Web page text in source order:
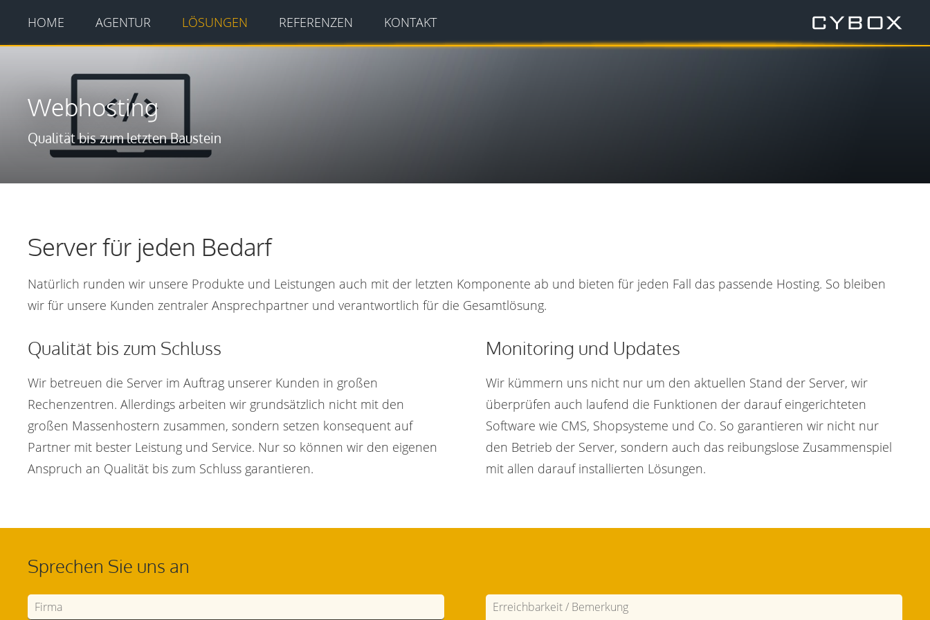
Webhosting
Qualität bis zum letzten Baustein
Server für jeden Bedarf
Natürlich runden wir unsere Produkte und Leistungen auch mit der letzten Komponente ab und bieten für jeden Fall das passende Hosting. So bleiben
wir für unsere Kunden zentraler Ansprechpartner und verantwortlich für die Gesamtlösung.
Qualität bis zum Schluss
Wir betreuen die Server im Auftrag unserer Kunden in großen
Rechenzentren. Allerdings arbeiten wir grundsätzlich nicht mit den
großen Massenhostern zusammen, sondern setzen konsequent auf
Partner mit bester Leistung und Service. Nur so können wir den eigenen
Anspruch an Qualität bis zum Schluss garantieren.
Monitoring und Updates
Wir kümmern uns nicht nur um den aktuellen Stand der Server, wir
überprüfen auch laufend die Funktionen der darauf eingerichteten
Software wie CMS, Shopsysteme und Co. So garantieren wir nicht nur
den Betrieb der Server, sondern auch das reibungslose Zusammenspiel
mit allen darauf installierten Lösungen.
Sprechen Sie uns an
HOME AGENTUR LÖSUNGEN REFERENZEN KONTAKT